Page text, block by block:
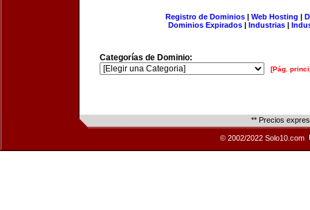
Registro de Dominios| Web Hosting |
Dominios Expirados | Industrias |
Categorías de Dominio:
[Pág.
** Precios
© 2002/2022 Solo10.com